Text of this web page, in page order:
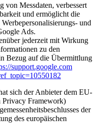
von Messdaten, verbessert
und ermöglicht die
und
Ads.
jederzeit mit Wirkung
zu den
Bezug auf die Übermittlung
support.google.com
sich der Anbieter dem EU-
Privacy Framework)
der
des europäischen